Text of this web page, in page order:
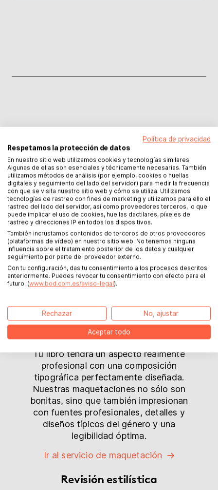
Otros servicios para tu
proyecto
Corrección ortotipográfica
¿Deseas garantizar una ortografía y
puntuación de alta calidad y una
gramática sin errores en tu texto?
Entonces nuestros experimentados
correctores te ayudarán con una
corrección ortográfica profesional de tu
texto.
ortotipográfica
Diseño de maquetación
Tu libro tendrá un aspecto realmente
profesional con una composición
tipográfica perfectamente diseñada.
Nuestras maquetaciones no sólo son
bonitas, sino que también impresionan
con fuentes profesionales, detalles y
diseños típicos del género y una
legibilidad óptima.
Ir al servicio de maquetación
Revisión estilística
Política de privacidad
Respetamos la protección de datos
En nuestro sitio web utilizamos cookies y tecnologías similares.
Algunas de ellas son esenciales y técnicamente necesarias. También
utilizamos métodos de análisis (por ejemplo, cookies o huellas
digitales y seguimiento del lado del servidor) para medir la frecuencia
con que se visita nuestro sitio web y cómo se utiliza. Utilizamos
tecnologías de rastreo con fines de marketing y utilizamos para ello el
rastreo del lado del servidor, así como proveedores terceros, lo que
puede implicar el uso de cookies, huellas dactilares, píxeles de
rastreo y direcciones IP en todos los dispositivos.
También incrustamos contenidos de terceros de otros proveedores
(plataformas de vídeo) en nuestro sitio web. No tenemos ninguna
influencia sobre el tratamiento posterior de los datos y cualquier
seguimiento por parte del proveedor externo.
Con tu configuración, das tu consentimiento a los procesos descritos
anteriormente. Puedes revocar tu consentimiento con efecto para el
futuro. (www.bod.com.es/aviso-legal).
Rechazar No, ajustar
Aceptar todo